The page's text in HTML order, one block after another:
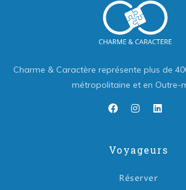
Charme & Caractère représente plus de
métropolitaine et en Outre-
Voyageurs
Réserver